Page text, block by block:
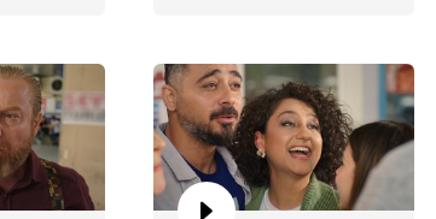
Atakan ile Feyyaz'ın arası tatlıya
bağlandı!